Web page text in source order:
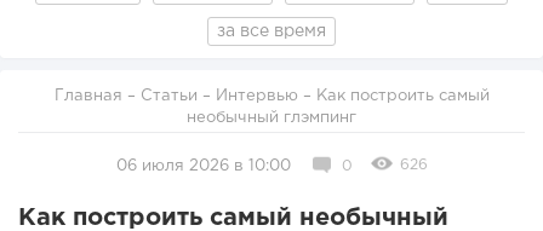
за все время
Главная – Статьи – Интервью
необычный глэмпинг
06 июля 2026 в 10:00 0 626
Как построить самый необычный